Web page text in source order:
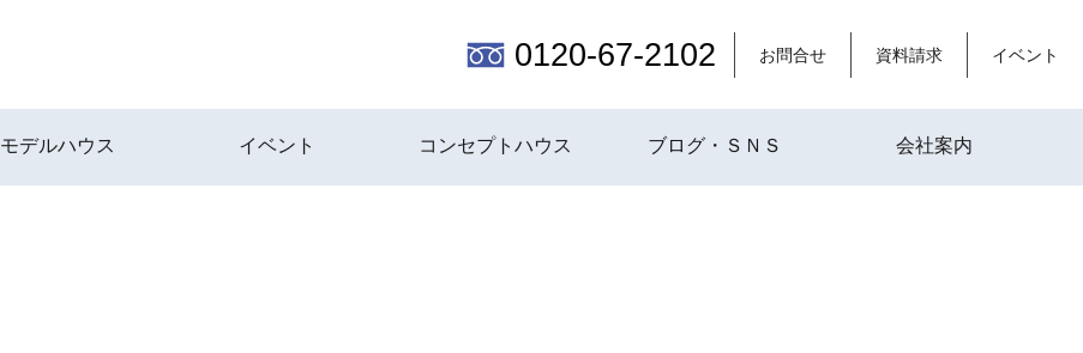
0120-67-2102 お問合せ 資料請求 イベント
モデルハウス イベント コンセプトハウス ブログ・ＳＮＳ 会社案内